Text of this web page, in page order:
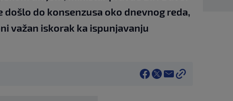
došlo do konsenzusa oko dnevnog reda,
važan iskorak ka ispunjavanju